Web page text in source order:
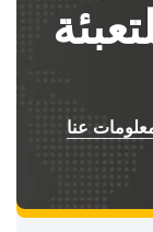
عنا